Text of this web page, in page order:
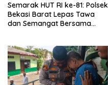
Semarak HUT RI ke-81: Polsek
Bekasi Barat Lepas Tawa
dan Semangat Bersama